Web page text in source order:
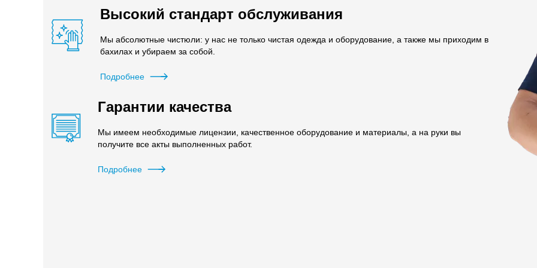
Высокий стандарт обслуживания
Мы абсолютные чистюли: у нас не только чистая одежда и оборудование, а также мы приходим в
бахилах и убираем за собой.
Подробнее
Гарантии качества
Мы имеем необходимые лицензии, качественное оборудование и материалы, а на руки вы
получите все акты выполненных работ.
Подробнее